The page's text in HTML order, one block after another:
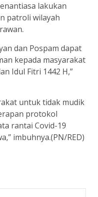
lakukan
patroli wilayah
dan Pospam dapat
kepada masyarakat
Idul Fitri 1442 H,”
untuk tidak mudik
protokol
rantai Covid-19
imbuhnya.(PN/RED)